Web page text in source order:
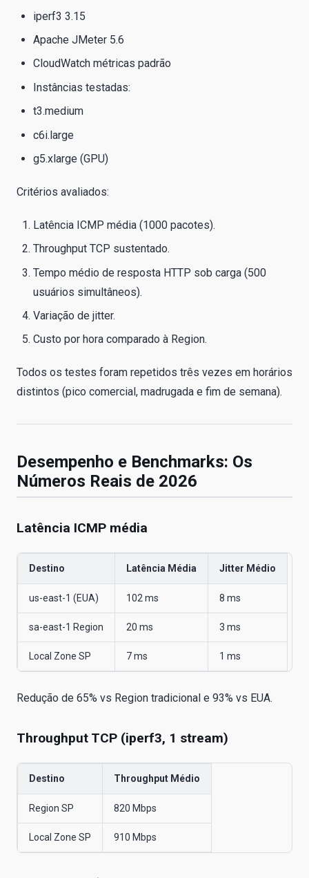
iperf3 3.15
Apache JMeter 5.6
CloudWatch métricas padrão
Instâncias testadas:
t3.medium
c6i.large
g5.xlarge (GPU)
Critérios avaliados:
Latência ICMP média (1000 pacotes).
Throughput TCP sustentado.
Tempo médio de resposta HTTP sob carga (500
usuários simultâneos).
Variação de jitter.
Custo por hora comparado à Region.
Todos os testes foram repetidos três vezes em horários
distintos (pico comercial, madrugada e fim de semana).
Desempenho e Benchmarks: Os
Números Reais de 2026
Latência ICMP média
Destino Latência Média Jitter Médio
us-east-1 (EUA) 102 ms 8 ms
sa-east-1 Region 20 ms 3 ms
Local Zone SP 7 ms 1 ms
Redução de 65% vs Region tradicional e 93% vs EUA.
Throughput TCP (iperf3, 1 stream)
Destino Throughput Médio
Region SP 820 Mbps
Local Zone SP 910 Mbps